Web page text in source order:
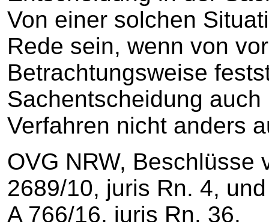
Von einer solchen
Rede sein, wenn von
Betrachtungsweise
Sachentscheidung
Verfahren nicht anders
OVG NRW, Beschlüsse
2689/10, juris Rn. 4,
A 766/16, juris Rn. 36.